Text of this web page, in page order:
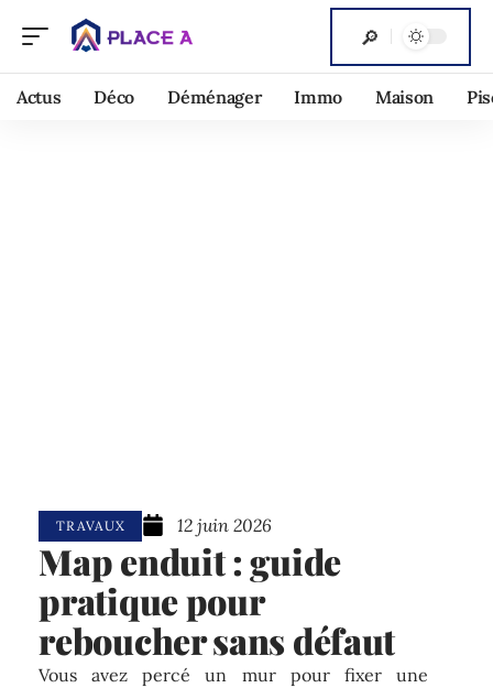
Actus Déco Déménager Immo Maison
TRAVAUX 12 juin 2026
Map enduit : guide
pratique pour
reboucher sans défaut
Vous avez percé un mur pour fixer une